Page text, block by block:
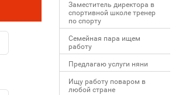
Заместитель директора в
спортивной школе тренер
по спорту
Семейная пара ищем
работу
Предлагаю услуги няни
Ищу работу поваром в
любой стране